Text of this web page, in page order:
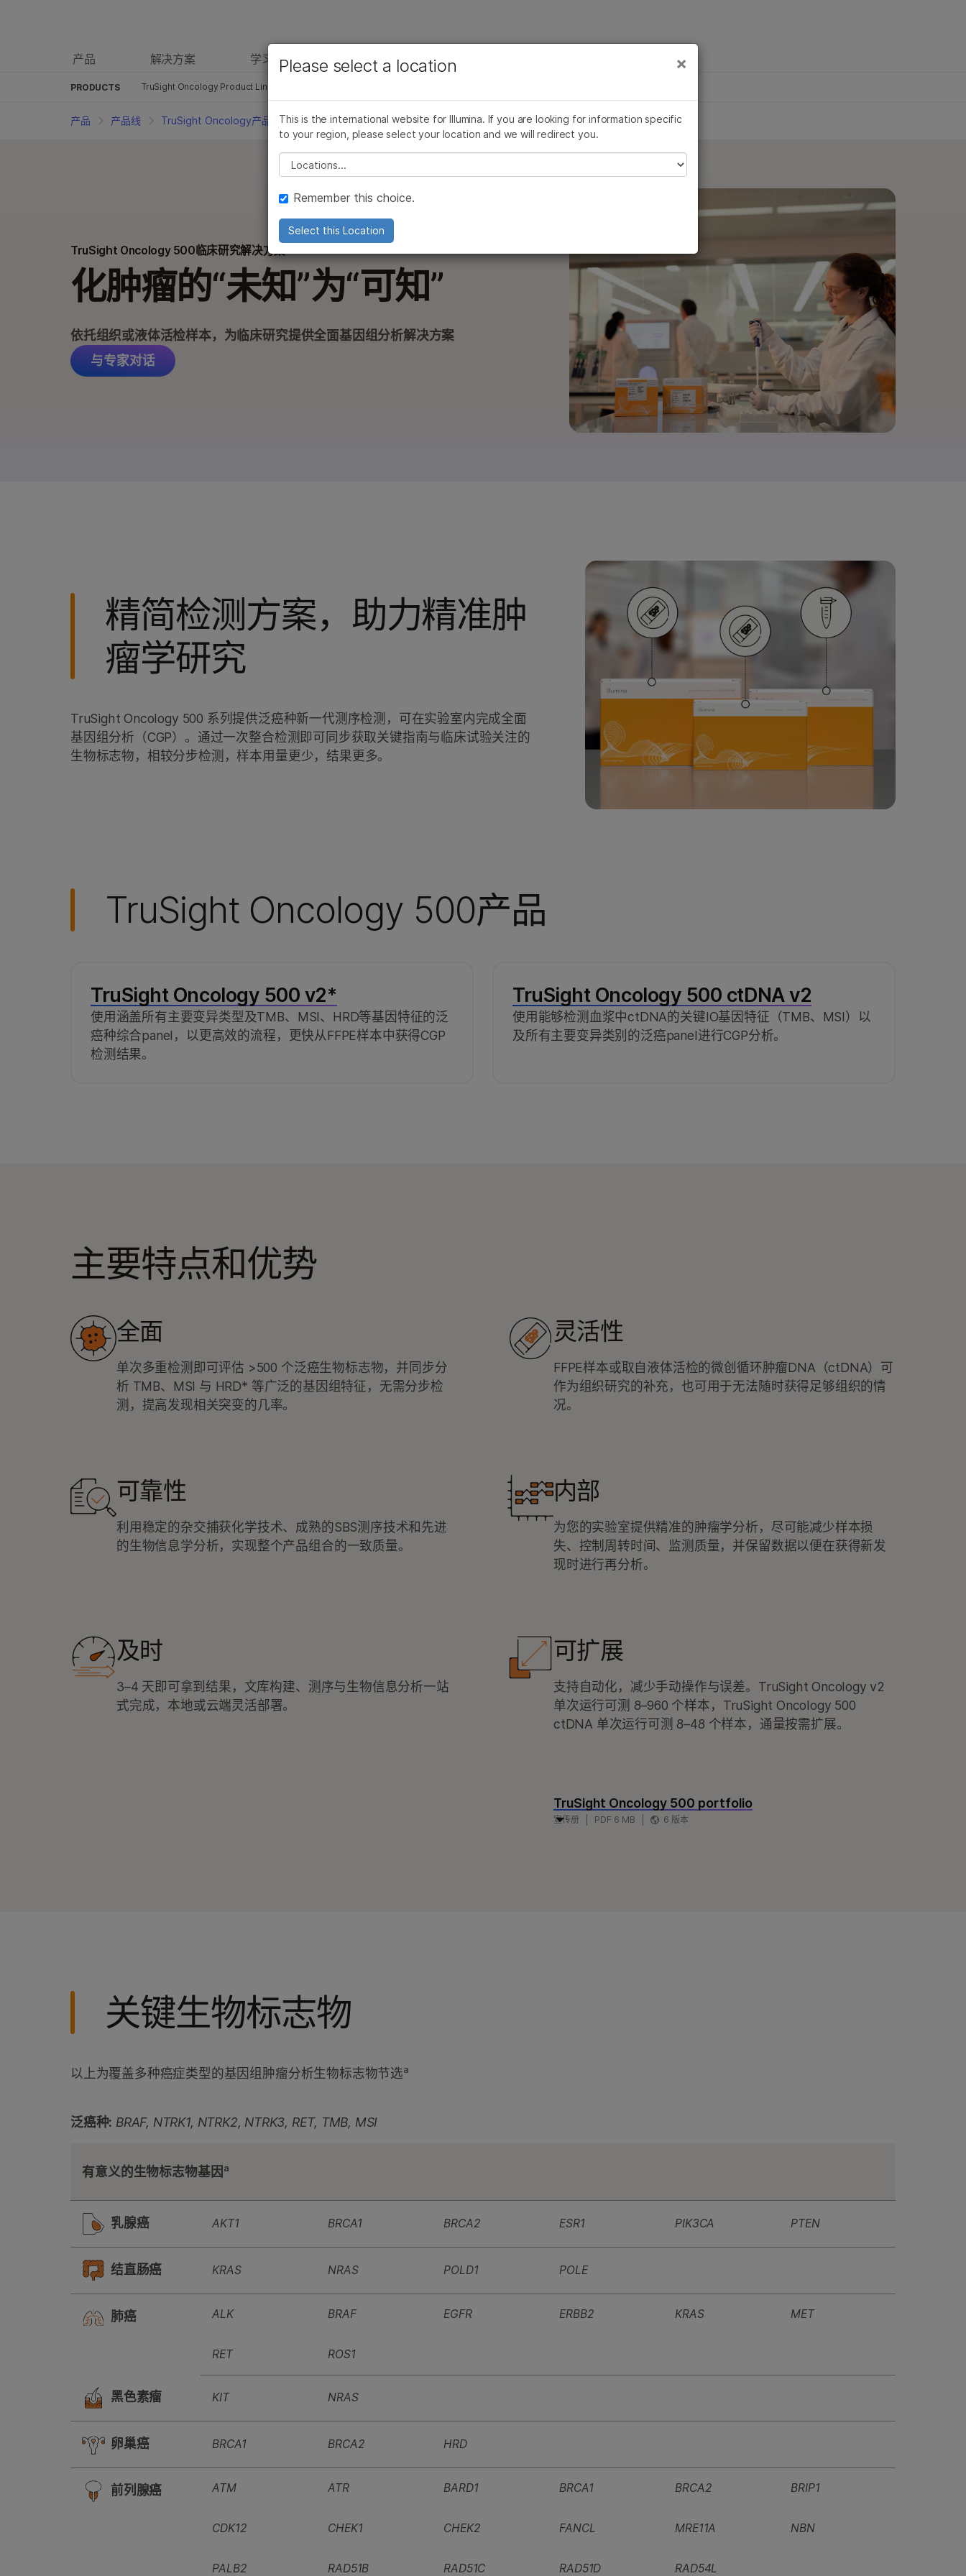
产品 解决方案 学习
PRODUCTS TruSight Oncology Product Line
产品概述 按类型
测序试剂盒
体外诊断（IVD）产品
配件产品
服务和培训产品
按感兴趣的区域
癌症研究产品
生殖保健产品
遗传病产品
通过仪器兼容性
iScan产品
iSeq 100产品
MiniSeq产品
MiSeq产品
MiSeqDx产品
NextSeq 500和NextSeq 550产品
NovaSeq 6000 产品
NovaSeq X系列产品
AmpliSeq for Illumina
TruSight Oncology 500产品家族
TruSight Oncology产品系列
TruSight panel
Illumina DNA Prep
Infinium芯片
Pillar oncoReveal 试剂盒
TruPath Genome 解决方案
因美纳5-碱基解决方案
产品 产品线 TruSight Oncology产品系列 临床研究解决方案
TruSight Oncology 500临床研究解决方案
化肿瘤的“未知”为“可知”
依托组织或液体活检样本，为临床研究提供全面基因组分析解决方案
与专家对话
精简检测方案，助力精准肿
瘤学研究
TruSight Oncology 500 系列提供泛癌种新一代测序检测，可在实验室内完成全面
基因组分析（CGP）。通过一次整合检测即可同步获取关键指南与临床试验关注的
生物标志物，相较分步检测，样本用量更少，结果更多。
TruSight Oncology 500产品
TruSight Oncology 500 v2*
使用涵盖所有主要变异类型及TMB、MSI、HRD等基因特征的泛
癌种综合panel，以更高效的流程，更快从FFPE样本中获得CGP
检测结果。
TruSight Oncology 500 ctDNA v2
使用能够检测血浆中ctDNA的关键IO基因特征（TMB、MSI）以
及所有主要变异类别的泛癌panel进行CGP分析。
主要特点和优势
全面
单次多重检测即可评估 >500 个泛癌生物标志物，并同步分
析 TMB、MSI 与 HRD* 等广泛的基因组特征，无需分步检
测，提高发现相关突变的几率。
灵活性
FFPE样本或取自液体活检的微创循环肿瘤DNA（ctDNA）可
作为组织研究的补充，也可用于无法随时获得足够组织的情
况。
可靠性
利用稳定的杂交捕获化学技术、成熟的SBS测序技术和先进
的生物信息学分析，实现整个产品组合的一致质量。
内部
为您的实验室提供精准的肿瘤学分析，尽可能减少样本损
失、控制周转时间、监测质量，并保留数据以便在获得新发
现时进行再分析。
及时
3–4 天即可拿到结果，文库构建、测序与生物信息分析一站
式完成，本地或云端灵活部署。
可扩展
支持自动化，减少手动操作与误差。TruSight Oncology v2
单次运行可测 8–960 个样本，TruSight Oncology 500
ctDNA 单次运行可测 8–48 个样本，通量按需扩展。
TruSight Oncology 500 portfolio
宣传册 PDF 6 MB 6 版本
关键生物标志物
以上为覆盖多种癌症类型的基因组肿瘤分析生物标志物节选a
泛癌种: BRAF, NTRK1, NTRK2, NTRK3, RET, TMB, MSI
有意义的生物标志物基因 a
乳腺癌 AKT1 BRCA1 BRCA2 ESR1 PIK3CA PTEN
结直肠癌 KRAS NRAS POLD1 POLE
肺癌 ALK BRAF EGFR ERBB2 KRAS MET
RET ROS1
黑色素瘤 KIT NRAS
卵巢癌 BRCA1 BRCA2 HRD
前列腺癌 ATM ATR BARD1 BRCA1 BRCA2 BRIP1
CDK12 CHEK1 CHEK2 FANCL MRE11A NBN
PALB2 RAD51B RAD51C RAD51D RAD54L
×
微生物学
农业基因组学
复杂疾病
生殖健康
遗传病和罕见病
×
Please select a location
This is the international website for Illumina. If you are looking for information specific
to your region, please select your location and we will redirect you.
Please select a location
Remember this choice.
Select this Location